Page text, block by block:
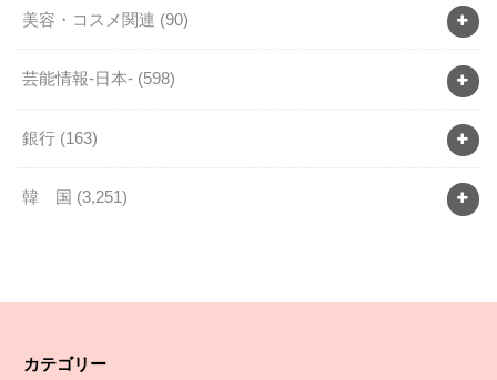
美容・コスメ関連 (90)
芸能情報-日本- (598)
銀行 (163)
韓 国 (3,251)
カテゴリー